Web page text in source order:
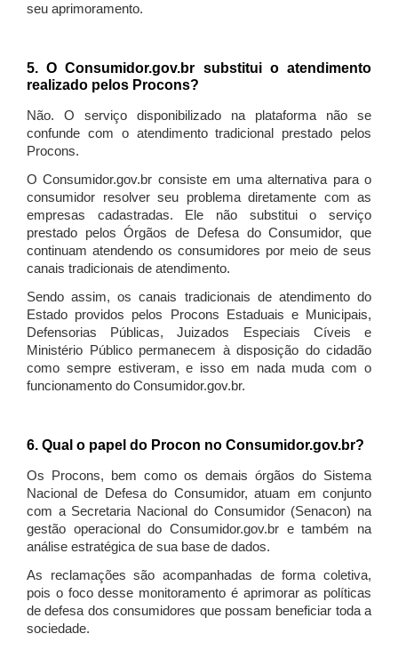
seu aprimoramento.
5. O Consumidor.gov.br substitui o atendimento
realizado pelos Procons?
Não. O serviço disponibilizado na plataforma não se
confunde com o atendimento tradicional prestado pelos
Procons.
O Consumidor.gov.br consiste em uma alternativa para o
consumidor resolver seu problema diretamente com as
empresas cadastradas. Ele não substitui o serviço
prestado pelos Órgãos de Defesa do Consumidor, que
continuam atendendo os consumidores por meio de seus
canais tradicionais de atendimento.
Sendo assim, os canais tradicionais de atendimento do
Estado providos pelos Procons Estaduais e Municipais,
Defensorias Públicas, Juizados Especiais Cíveis e
Ministério Público permanecem à disposição do cidadão
como sempre estiveram, e isso em nada muda com o
funcionamento do Consumidor.gov.br.
6. Qual o papel do Procon no Consumidor.gov.br?
Os Procons, bem como os demais órgãos do Sistema
Nacional de Defesa do Consumidor, atuam em conjunto
com a Secretaria Nacional do Consumidor (Senacon) na
gestão operacional do Consumidor.gov.br e também na
análise estratégica de sua base de dados.
As reclamações são acompanhadas de forma coletiva,
pois o foco desse monitoramento é aprimorar as políticas
de defesa dos consumidores que possam beneficiar toda a
sociedade.